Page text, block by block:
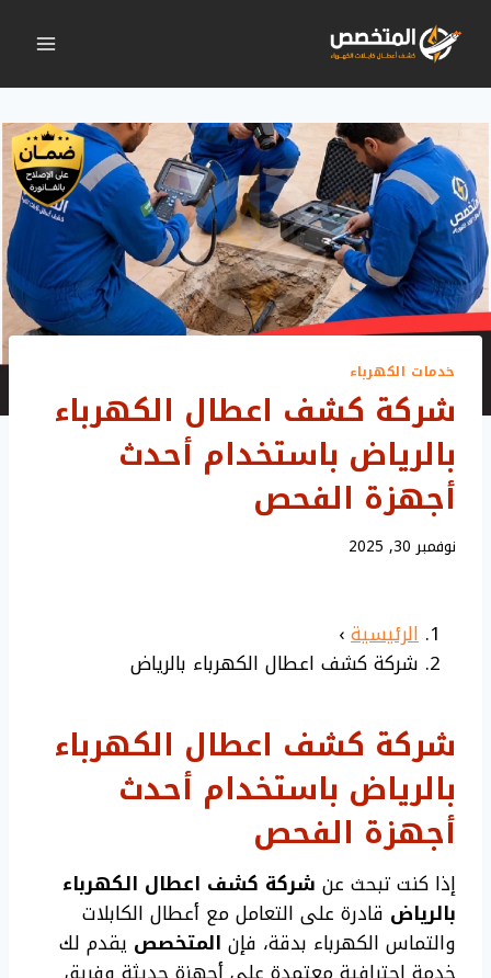
المحتوى
خدمات الكهرباء
شركة كشف اعطال الكهرباء
بالرياض باستخدام أحدث
أجهزة الفحص
نوفمبر 30, 2025
الرئيسية›
شركة كشف اعطال الكهرباء بالرياض
شركة كشف اعطال الكهرباء
بالرياض باستخدام أحدث
أجهزة الفحص
إذا كنت تبحث عن شركة كشف اعطال الكهرباء
بالرياض قادرة على التعامل مع أعطال الكابلات
والتماس الكهرباء بدقة، فإن المتخصص يقدم لك